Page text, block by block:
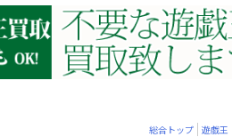
総合トップ 遊戯王